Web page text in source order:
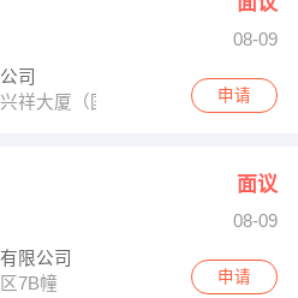
生 发布 [客服主任 ] 招聘信息
售经理 ] 招聘信息
家具装饰有限公司 】 强势入驻
08-09
司
祥大厦（国贸商城对面）理想茶行
申请
面议
08-09
限公司
7B幢
申请